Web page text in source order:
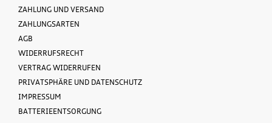
ZAHLUNG UND VERSAND
ZAHLUNGSARTEN
AGB
WIDERRUFSRECHT
VERTRAG WIDERRUFEN
PRIVATSPHÄRE UND DATENSCHUTZ
IMPRESSUM
BATTERIEENTSORGUNG